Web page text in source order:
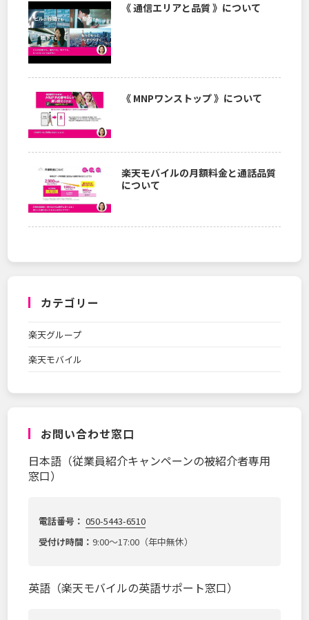
《 通信エリアと品質 》について
《 MNPワンストップ 》について
楽天モバイルの月額料金と通話品質
について
カテゴリー
楽天グループ
楽天モバイル
お問い合わせ窓口
日本語（従業員紹介キャンペーンの被紹介者専用
窓口）
電話番号： 050-5443-6510
受付け時間：9:00～17:00（年中無休）
英語（楽天モバイルの英語サポート窓口）